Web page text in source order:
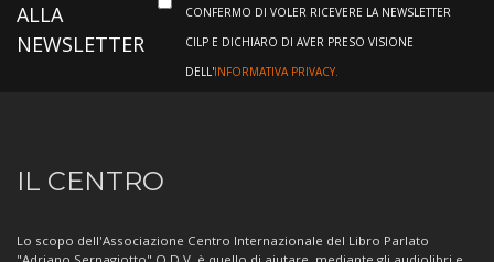
ALLA
NEWSLETTER
CONFERMO DI VOLER RICEVERE LA NEWSLETTER
CILP E DICHIARO DI AVER PRESO VISIONE
DELL'INFORMATIVA PRIVACY.
Informazioni
sul
Centro
IL CENTRO
Lo scopo dell'Associazione Centro Internazionale del Libro Parlato